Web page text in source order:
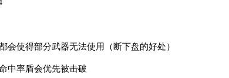
会使得部分武器无法使用（断下盘的好处）
中率盾会优先被击破